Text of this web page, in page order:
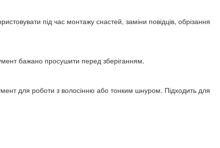
під час монтажу снастей, заміни повідців, обрізання
бажано просушити перед зберіганням.
для роботи з волосінню або тонким шнуром. Підходить для